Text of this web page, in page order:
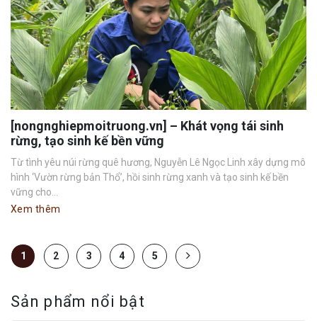
[nongnghiepmoitruong.vn] – Khát vọng tái sinh
rừng, tạo sinh kế bền vững
Từ tình yêu núi rừng quê hương, Nguyễn Lê Ngọc Linh xây dựng mô
hình ‘Vườn rừng bản Thổ’, hồi sinh rừng xanh và tạo sinh kế bền
vững cho...
Xem thêm
1 2 3 4 5
Sản phẩm nổi bật